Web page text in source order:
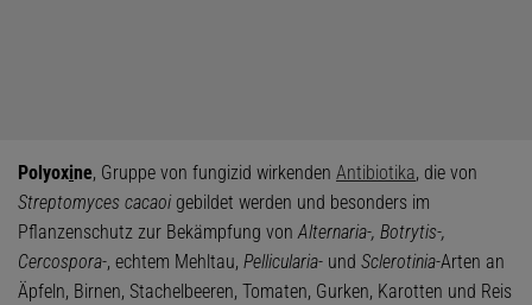
Polyoxine, Gruppe von fungizid wirkenden Antibiotika, die von
Streptomyces cacaoi gebildet werden und besonders im
Pflanzenschutz zur Bekämpfung vonAlternaria-, Botrytis-,
Cercospora-, echtem Mehltau, Pellicularia- und Sclerotinia-Arten an
Äpfeln, Birnen, Stachelbeeren, Tomaten, Gurken, Karotten und Reis